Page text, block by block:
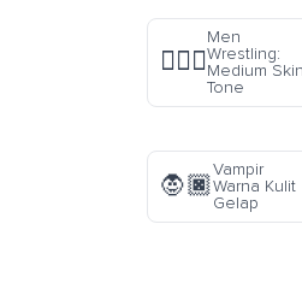
🤼🏽‍♂️
Men
Wrestling:
Medium Skin
Tone
🧛🏿
Vampir
Warna Kulit
Gelap